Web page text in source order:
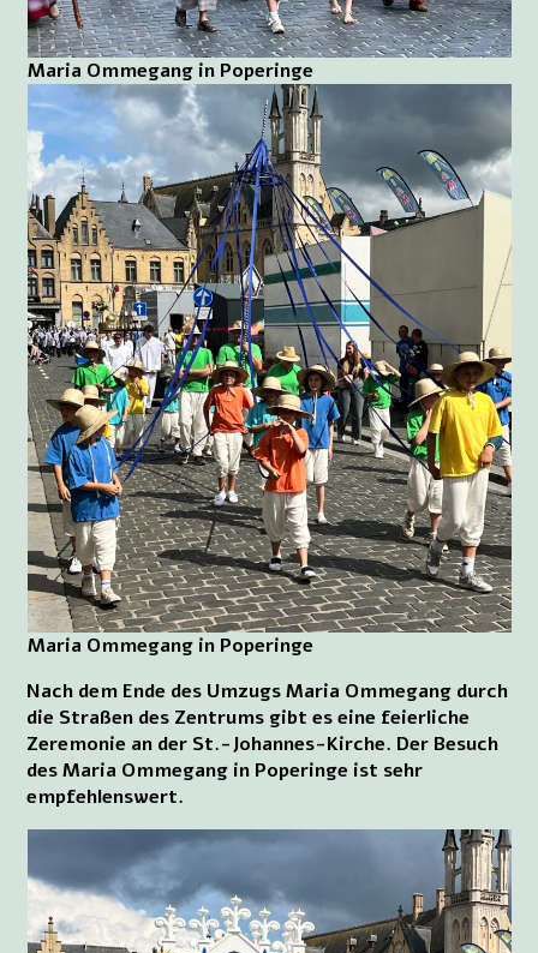
Maria Ommegang in Poperinge
Maria Ommegang in Poperinge
Nach dem Ende des Umzugs Maria Ommegang durch
die Straßen des Zentrums gibt es eine feierliche
Zeremonie an der St.-Johannes-Kirche. Der Besuch
des Maria Ommegang in Poperinge ist sehr
empfehlenswert.